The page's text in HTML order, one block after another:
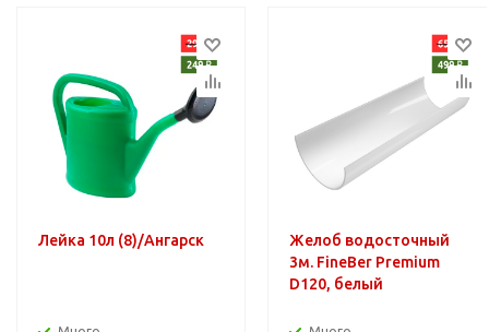
Лейка 10л (8)/Ангарск
Желоб водосточный
3м. FineBer Premium
D120, белый